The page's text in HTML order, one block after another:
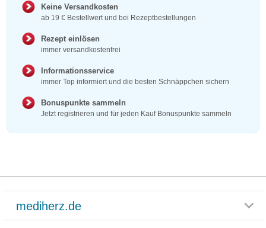
Keine Versandkosten
ab 19 € Bestellwert und bei Rezeptbestellungen
Rezept einlösen
immer versandkostenfrei
Informationsservice
immer Top informiert und die besten Schnäppchen sichern
Bonuspunkte sammeln
Jetzt registrieren und für jeden Kauf Bonuspunkte sammeln
mediherz.de